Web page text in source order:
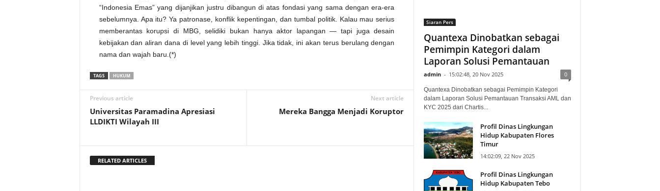
“Indonesia Emas” yang dijanjikan justru dibangun di atas fondasi yang sama dengan era-era
sebelumnya. Apa itu? Ya patronase, konflik kepentingan, dan tumbal politik. Kalau mau serius
memberantas korupsi di MBG, selidiki bukan hanya aktor lapangan — tapi juga desain
kebijakan dan aliran dana di level yang lebih tinggi. Jika tidak, ini akan terus berulang dengan
nama dan wajah baru.(*)
TAGS HUKUM
Previous article
Universitas Paramadina Apresiasi
LLDIKTI Wilayah III
Next article
Mereka Bangga Menjadi Koruptor
RELATED ARTICLES
Siaran Pers
Quantexa Dinobatkan sebagai
Pemimpin Kategori dalam
Laporan Solusi Pemantauan
admin - 15:02:48, 20 Nov 2025 0
Quantexa Dinobatkan sebagai Pemimpin Kategori
dalam Laporan Solusi Pemantauan Transaksi AML dan
KYC 2025 dari Chartis...
Profil Dinas Lingkungan
Hidup Kabupaten Flores
Timur
14:02:09, 22 Nov 2025
Profil Dinas Lingkungan
Hidup Kabupaten Tebo